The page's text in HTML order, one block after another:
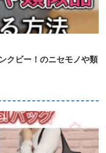
クビー！のニセモノや類